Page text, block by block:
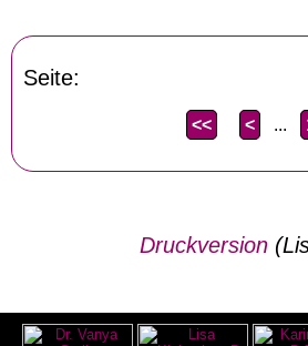
Seite:
<< < ...
Druckversion